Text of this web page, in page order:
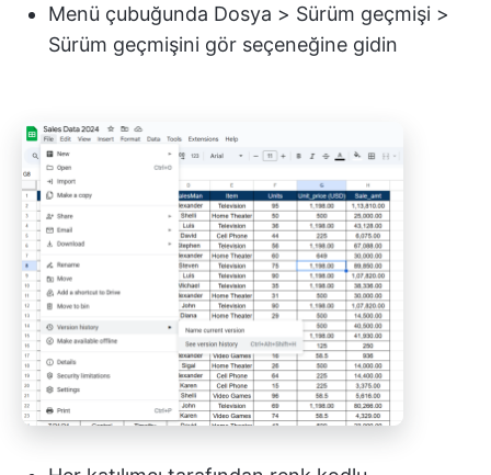
Menü çubuğunda Dosya > Sürüm geçmişi >
Sürüm geçmişini gör seçeneğine gidin